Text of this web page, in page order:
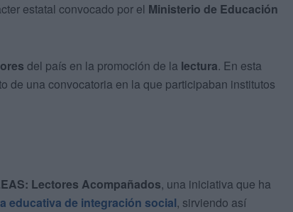
estatal convocado por el Ministerio de Educación
del país en la promoción de la lectura. En esta
de una convocatoria en la que participaban institutos
Lectores Acompañados, una iniciativa que ha
educativa de integración social, sirviendo así